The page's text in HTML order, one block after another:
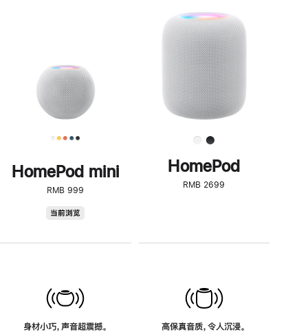
HomePod mini
RMB 999
当前浏览
身材小巧，声音超震撼。
步
了
解
HomePod<
HomePod
RMB 2699
高保真音质，令人沉浸。